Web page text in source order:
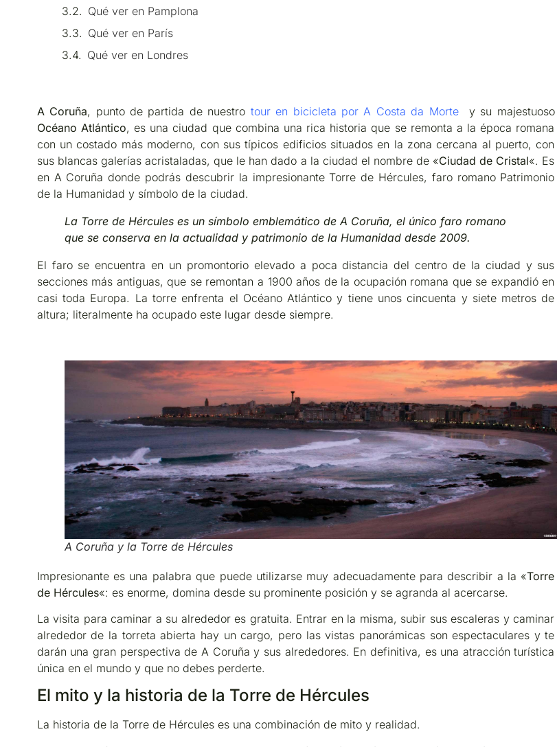
Qué ver en Pamplona
Qué ver en París
Qué ver en Londres
A Coruña, punto de partida de nuestro tour en bicicleta por A Costa da Morte
y su majestuoso
Océano Atlántico, es una ciudad que combina una rica historia que se remonta a la época romana
con un costado más moderno, con sus típicos edificios situados en la zona cercana al puerto, con
sus blancas galerías acristaladas, que le han dado a la ciudad el nombre de «Ciudad de Cristal«. Es
en A Coruña donde podrás descubrir la impresionante Torre de Hércules, faro romano Patrimonio
de la Humanidad y símbolo de la ciudad.
La Torre de Hércules es un símbolo emblemático de A Coruña, el único faro romano
que se conserva en la actualidad y patrimonio de la Humanidad desde 2009.
El faro se encuentra en un promontorio elevado a poca distancia del centro de la ciudad y sus
secciones más antiguas, que se remontan a 1900 años de la ocupación romana que se expandió en
casi toda Europa. La torre enfrenta el Océano Atlántico y tiene unos cincuenta y siete metros de
altura; literalmente ha ocupado este lugar desde siempre.
A Coruña y la Torre de Hércules
Impresionante es una palabra que puede utilizarse muy adecuadamente para describir a la «Torre
de Hércules«: es enorme, domina desde su prominente posición y se agranda al acercarse.
La visita para caminar a su alrededor es gratuita. Entrar en la misma, subir sus escaleras y caminar
alrededor de la torreta abierta hay un cargo, pero las vistas panorámicas son espectaculares y te
darán una gran perspectiva de A Coruña y sus alrededores. En definitiva, es una atracción turística
única en el mundo y que no debes perderte.
El mito y la historia de la Torre de Hércules
La historia de la Torre de Hércules es una combinación de mito y realidad.